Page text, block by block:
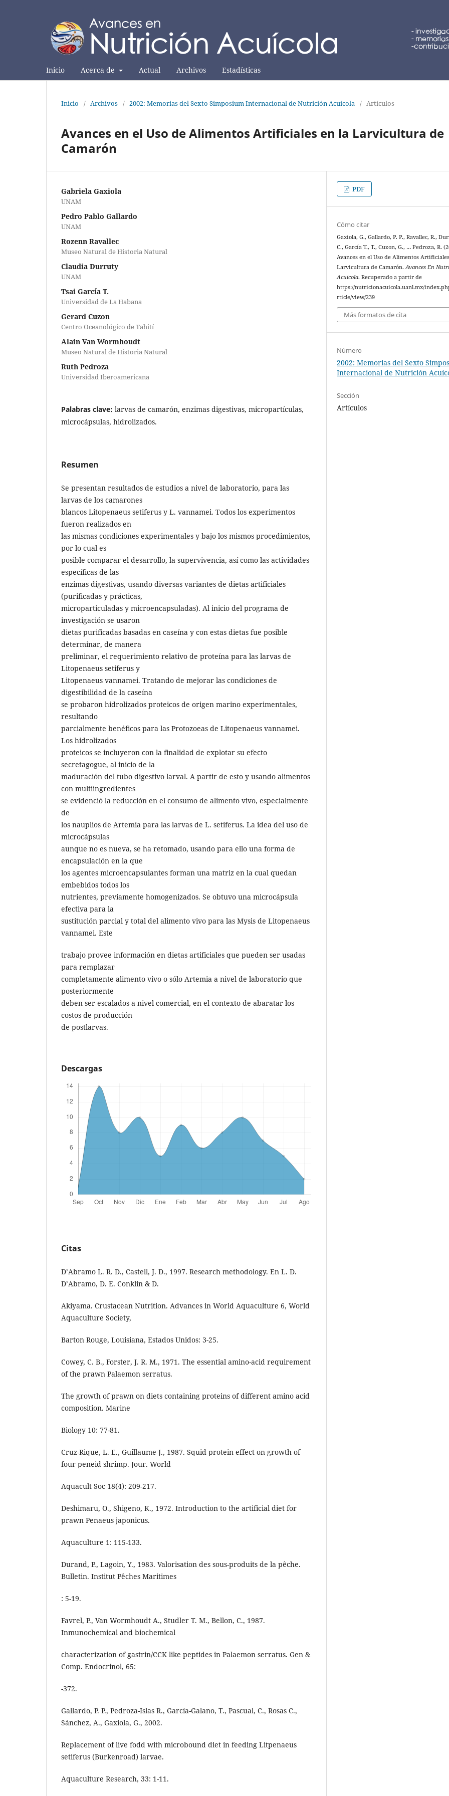
Inicio Acerca de Actual Archivos Estadísticas
Inicio / Archivos / 2002: Memorias del Sexto Simposium Internacional de Nutrición Acuícola / Artículos
Avances en el Uso de Alimentos Artificiales en la Larvicultura de
Camarón
Gabriela Gaxiola
UNAM
Pedro Pablo Gallardo
UNAM
Rozenn Ravallec
Museo Natural de Historia Natural
Claudia Durruty
UNAM
Tsai García T.
Universidad de La Habana
Gerard Cuzon
Centro Oceanológico de Tahití
Alain Van Wormhoudt
Museo Natural de Historia Natural
Ruth Pedroza
Universidad Iberoamericana
Palabras clave: larvas de camarón, enzimas digestivas, micropartículas,
microcápsulas, hidrolizados.
Resumen
Se presentan resultados de estudios a nivel de laboratorio, para las
larvas de los camarones
blancos Litopenaeus setiferus y L. vannamei. Todos los experimentos
fueron realizados en
las mismas condiciones experimentales y bajo los mismos procedimientos,
por lo cual es
posible comparar el desarrollo, la supervivencia, así como las actividades
específicas de las
enzimas digestivas, usando diversas variantes de dietas artificiales
(purificadas y prácticas,
microparticuladas y microencapsuladas). Al inicio del programa de
investigación se usaron
dietas purificadas basadas en caseína y con estas dietas fue posible
determinar, de manera
preliminar, el requerimiento relativo de proteína para las larvas de
Litopenaeus setiferus y
Litopenaeus vannamei. Tratando de mejorar las condiciones de
digestibilidad de la caseína
se probaron hidrolizados proteicos de origen marino experimentales,
resultando
parcialmente benéficos para las Protozoeas de Litopenaeus vannamei.
Los hidrolizados
proteicos se incluyeron con la finalidad de explotar su efecto
secretagogue, al inicio de la
maduración del tubo digestivo larval. A partir de esto y usando alimentos
con multiingredientes
se evidenció la reducción en el consumo de alimento vivo, especialmente
de
los nauplios de Artemia para las larvas de L. setiferus. La idea del uso de
microcápsulas
aunque no es nueva, se ha retomado, usando para ello una forma de
encapsulación en la que
los agentes microencapsulantes forman una matriz en la cual quedan
embebidos todos los
nutrientes, previamente homogenizados. Se obtuvo una microcápsula
efectiva para la
sustitución parcial y total del alimento vivo para las Mysis de Litopenaeus
vannamei. Este
trabajo provee información en dietas artificiales que pueden ser usadas
para remplazar
completamente alimento vivo o sólo Artemia a nivel de laboratorio que
posteriormente
deben ser escalados a nivel comercial, en el contexto de abaratar los
costos de producción
de postlarvas.
Descargas
Citas
D’Abramo L. R. D., Castell, J. D., 1997. Research methodology. En L. D.
D’Abramo, D. E. Conklin & D.
Akiyama. Crustacean Nutrition. Advances in World Aquaculture 6, World
Aquaculture Society,
Barton Rouge, Louisiana, Estados Unidos: 3-25.
Cowey, C. B., Forster, J. R. M., 1971. The essential amino-acid requirement
of the prawn Palaemon serratus.
The growth of prawn on diets containing proteins of different amino acid
composition. Marine
Biology 10: 77-81.
Cruz-Rique, L. E., Guillaume J., 1987. Squid protein effect on growth of
four peneid shrimp. Jour. World
Aquacult Soc 18(4): 209-217.
Deshimaru, O., Shigeno, K., 1972. Introduction to the artificial diet for
prawn Penaeus japonicus.
Aquaculture 1: 115-133.
Durand, P., Lagoin, Y., 1983. Valorisation des sous-produits de la pêche.
Bulletin. Institut Pêches Maritimes
: 5-19.
Favrel, P., Van Wormhoudt A., Studler T. M., Bellon, C., 1987.
Inmunochemical and biochemical
characterization of gastrin/CCK like peptides in Palaemon serratus. Gen &
Comp. Endocrinol, 65:
-372.
Gallardo, P. P., Pedroza-Islas R., García-Galano, T., Pascual, C., Rosas C.,
Sánchez, A., Gaxiola, G., 2002.
Replacement of live fodd with microbound diet in feeding Litpenaeus
setiferus (Burkenroad) larvae.
Aquaculture Research, 33: 1-11.
PDF
Cómo citar
Gaxiola, G., Gallardo, P. P., Ravallec, R.,
C., García T., T., Cuzon, G., … Pedroza, R.
Avances en el Uso de Alimentos
Larvicultura de Camarón.Avances En
Acuicola. Recuperado a partir de
https://nutricionacuicola.uanl.mx/
rticle/view/239
Más formatos de cita
Número
2002: Memorias del Sexto
Internacional de Nutrición
Sección
Artículos